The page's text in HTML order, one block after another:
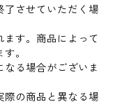
させていただく場
す。商品によって
。
る場合がございま
の商品と異なる場